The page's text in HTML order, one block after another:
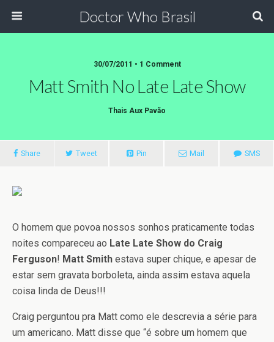
Doctor Who Brasil
30/07/2011 • 1 Comment
Matt Smith No Late Late Show
Thais Aux Pavão
Share Tweet Pin Mail SMS
O homem que povoa nossos sonhos praticamente todas
noites compareceu ao Late Late Show do Craig
Ferguson! Matt Smith estava super chique, e apesar de
estar sem gravata borboleta, ainda assim estava aquela
coisa linda de Deus!!!
Craig perguntou pra Matt como ele descrevia a série para
um americano. Matt disse que “é sobre um homem que